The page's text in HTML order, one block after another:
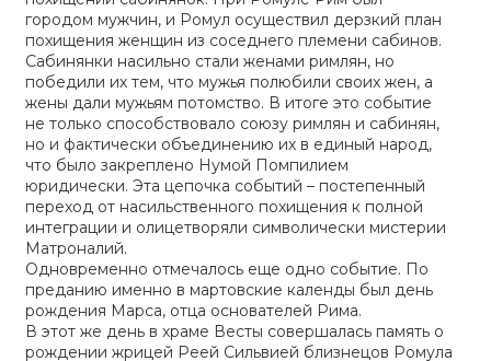
городом мужчин, и Ромул осуществил дерзкий план
похищения женщин из соседнего племени сабинов.
Сабинянки насильно стали женами римлян, но
победили их тем, что мужья полюбили своих жен, а
жены дали мужьям потомство. В итоге это событие
не только способствовало союзу римлян и сабинян,
но и фактически объединению их в единый народ,
что было закреплено Нумой Помпилием
юридически. Эта цепочка событий – постепенный
переход от насильственного похищения к полной
интеграции и олицетворяли символически мистерии
Матроналий.
Одновременно отмечалось еще одно событие. По
преданию именно в мартовские календы был день
рождения Марса, отца основателей Рима.
В этот же день в храме Весты совершалась память о
рождении жрицей Реей Сильвией близнецов Ромула